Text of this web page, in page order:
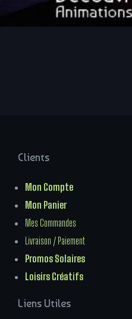
Clients
Mon Compte
Mon Panier
Mes Commandes
Livraison / Paiement
Promos Solaires
Loisirs Créatifs
Liens Utiles